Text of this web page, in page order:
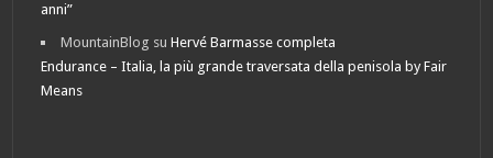
anni”
MountainBlog suHervé Barmasse completa
Endurance – Italia, la più grande traversata della penisola by Fair
Means